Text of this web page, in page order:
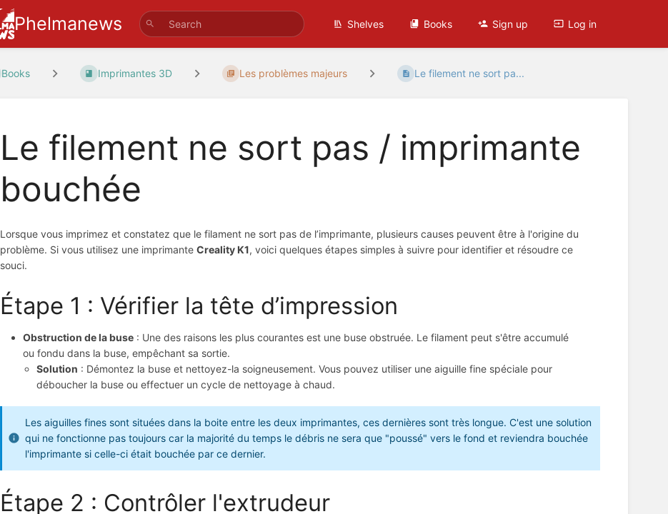
Phelmanews Shelves Books Sign up Log in
Books Imprimantes 3D Les problèmes majeurs Le filement ne sort pa...
Le filement ne sort pas / imprimante
bouchée
Lorsque vous imprimez et constatez que le filament ne sort pas de l’imprimante, plusieurs causes peuvent être à l'origine du
problème. Si vous utilisez une imprimante Creality K1, voici quelques étapes simples à suivre pour identifier et résoudre ce
souci.
Étape 1 : Vérifier la tête d’impression
Obstruction de la buse : Une des raisons les plus courantes est une buse obstruée. Le filament peut s'être accumulé
ou fondu dans la buse, empêchant sa sortie.
Solution : Démontez la buse et nettoyez-la soigneusement. Vous pouvez utiliser une aiguille fine spéciale pour
déboucher la buse ou effectuer un cycle de nettoyage à chaud.
Les aiguilles fines sont situées dans la boite entre les deux imprimantes, ces dernières sont très longue. C'est une solution
qui ne fonctionne pas toujours car la majorité du temps le débris ne sera que "poussé" vers le fond et reviendra bouchée
l'imprimante si celle-ci était bouchée par ce dernier.
Étape 2 : Contrôler l'extrudeur